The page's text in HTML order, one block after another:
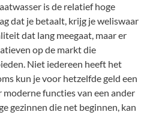
is de relatief hoge
dat je betaalt, krijg je weliswaar
dat lang meegaat, maar er
op de markt die
Niet iedereen heeft het
kun je voor hetzelfde geld een
functies van een ander
gezinnen die net beginnen, kan